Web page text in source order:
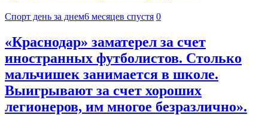
Спорт день за днем6 месяцев спустя 0
«Краснодар» заматерел за счет
иностранных футболистов. Столько
мальчишек занимается в школе.
Выигрывают за счет хороших
легионеров, им многое безразлично».